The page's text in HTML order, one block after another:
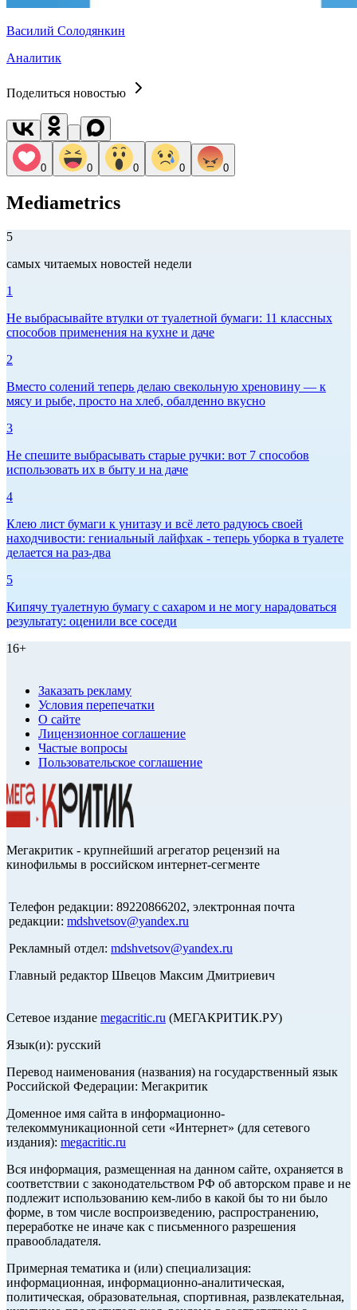
Василий Солодянкин
Аналитик
Поделиться новостью
0 0 0 0 0
Mediametrics
5
самых читаемых новостей недели
1
Не выбрасывайте втулки от туалетной бумаги: 11 классных
способов применения на кухне и даче
2
Вместо солений теперь делаю свекольную хреновину — к
мясу и рыбе, просто на хлеб, обалденно вкусно
3
Не спешите выбрасывать старые ручки: вот 7 способов
использовать их в быту и на даче
4
Клею лист бумаги к унитазу и всё лето радуюсь своей
находчивости: гениальный лайфхак - теперь уборка в туалете
делается на раз-два
5
Кипячу туалетную бумагу с сахаром и не могу нарадоваться
результату: оценили все соседи
16+
Заказать рекламу
Условия перепечатки
О сайте
Лицензионное соглашение
Частые вопросы
Пользовательское соглашение
Мегакритик - крупнейший агрегатор рецензий на
кинофильмы в российском интернет-сегменте
Телефон редакции: 89220866202, электронная почта
редакции: mdshvetsov@yandex.ru
Рекламный отдел: mdshvetsov@yandex.ru
Главный редактор Швецов Максим Дмитриевич
Сетевое издание megacritic.ru (МЕГАКРИТИК.РУ)
Язык(и): русский
Перевод наименования (названия) на государственный язык
Российской Федерации: Мегакритик
Доменное имя сайта в информационно-
телекоммуникационной сети «Интернет» (для сетевого
издания): megacritic.ru
Вся информация, размещенная на данном сайте, охраняется в
соответствии с законодательством РФ об авторском праве и не
подлежит использованию кем-либо в какой бы то ни было
форме, в том числе воспроизведению, распространению,
переработке не иначе как с письменного разрешения
правообладателя.
Примерная тематика и (или) специализация:
информационная, информационно-аналитическая,
политическая, образовательная, спортивная, развлекательная,